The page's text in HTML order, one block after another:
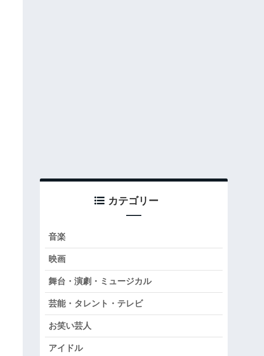
カテゴリー
音楽
映画
舞台・演劇・ミュージカル
芸能・タレント・テレビ
お笑い芸人
アイドル